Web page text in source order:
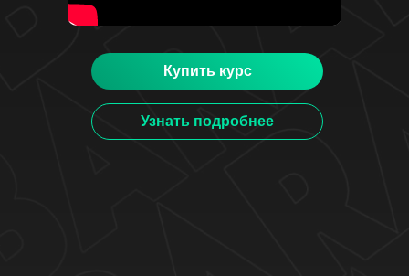
Купить курс
Узнать подробнее